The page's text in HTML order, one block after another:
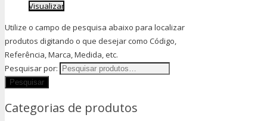
Visualizar
Utilize o campo de pesquisa abaixo para localizar
produtos digitando o que desejar como Código,
Referência, Marca, Medida, etc.
Pesquisar por:
Categorias de produtos